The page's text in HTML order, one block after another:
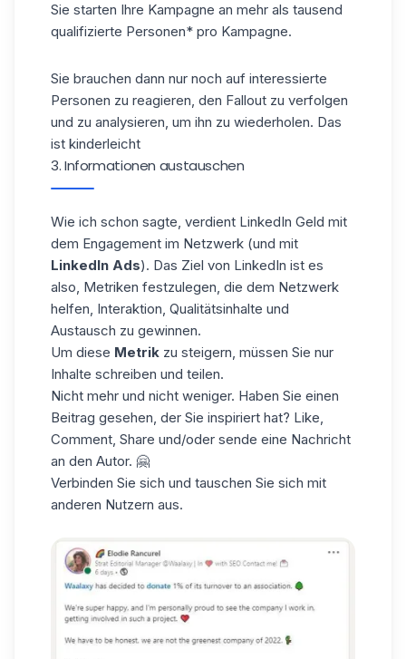
Sie starten Ihre Kampagne an mehr als tausend
qualifizierte Personen* pro Kampagne.
Sie brauchen dann nur noch auf interessierte
Personen zu reagieren, den Fallout zu verfolgen
und zu analysieren, um ihn zu wiederholen. Das
ist kinderleicht
3. Informationen austauschen
Wie ich schon sagte, verdient LinkedIn Geld mit
dem Engagement im Netzwerk (und mit
LinkedIn Ads). Das Ziel von LinkedIn ist es
also, Metriken festzulegen, die dem Netzwerk
helfen, Interaktion, Qualitätsinhalte und
Austausch zu gewinnen.
Um diese Metrik zu steigern, müssen Sie nur
Inhalte schreiben und teilen.
Nicht mehr und nicht weniger. Haben Sie einen
Beitrag gesehen, der Sie inspiriert hat? Like,
Comment, Share und/oder sende eine Nachricht
an den Autor. 🤗
Verbinden Sie sich und tauschen Sie sich mit
anderen Nutzern aus.